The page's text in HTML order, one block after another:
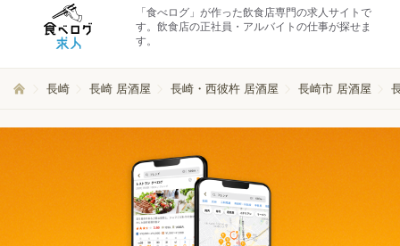
「食べログ」が作った飲食店専門の求人サイトで
す。飲食店の正社員・アルバイトの仕事が探せま
す。
長崎 長崎 居酒屋 長崎・西彼杵 居酒屋 長崎市 居酒屋